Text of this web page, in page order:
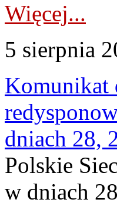
Więcej...
5 sierpnia
Komunikat
dniach 28,
Polskie
w dniach